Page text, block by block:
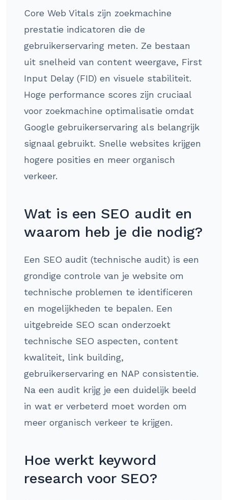
Core Web Vitals zijn zoekmachine
prestatie indicatoren die de
gebruikerservaring meten. Ze bestaan
uit snelheid van content weergave, First
Input Delay (FID) en visuele stabiliteit.
Hoge performance scores zijn cruciaal
voor zoekmachine optimalisatie omdat
Google gebruikerservaring als belangrijk
signaal gebruikt. Snelle websites krijgen
hogere posities en meer organisch
verkeer.
Wat is een SEO audit en
waarom heb je die nodig?
Een SEO audit (technische audit) is een
grondige controle van je website om
technische problemen te identificeren
en mogelijkheden te bepalen. Een
uitgebreide SEO scan onderzoekt
technische SEO aspecten, content
kwaliteit, link building,
gebruikerservaring en NAP consistentie.
Na een audit krijg je een duidelijk beeld
in wat er verbeterd moet worden om
meer organisch verkeer te krijgen.
Hoe werkt keyword
research voor SEO?